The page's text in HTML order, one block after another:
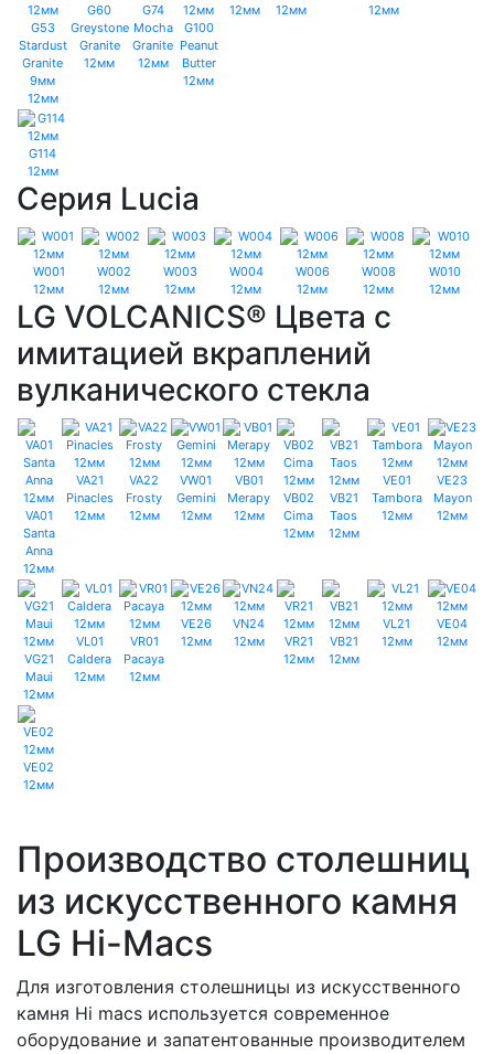
G53
Stardust
Granite
9мм
12мм
G60
Greystone
Granite
12мм
G74
Mocha
Granite
12мм
G100
Peanut
Butter
12мм
12мм
12мм
12мм
G114
12мм
Серия Lucia
W001
12мм
W002
12мм
W003
12мм
W004
12мм
W006
12мм
W008
12мм
W010
12мм
LG VOLCANICS® Цвета с
имитацией вкраплений
вулканического стекла
VA01
Santa
Anna
12мм
VA21
Pinacles
12мм
VA22
Frosty
12мм
VW01
Gemini
12мм
VB01
Merapy
12мм
VB02
Cima
12мм
VB21
Taos
12мм
VE01
Tambora
12мм
VE23
Mayon
12мм
VG21
Maui
12мм
VL01
Caldera
12мм
VR01
Pacaya
12мм
VE26
12мм
VN24
12мм
VR21
12мм
VB21
12мм
VL21
12мм
VE04
12мм
VE02
12мм
Производство столешниц
из искусственного камня
LG Hi-Macs
Для изготовления столешницы из искусственного
камня Hi macs используется современное
оборудование и запатентованные производителем